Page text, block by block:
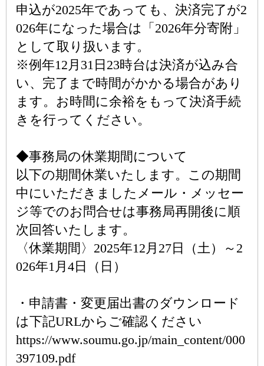
申込が2025年であっても、決済完了が2
026年になった場合は「2026年分寄附」
として取り扱います。
※例年12月31日23時台は決済が込み合
い、完了まで時間がかかる場合があり
ます。お時間に余裕をもって決済手続
きを行ってください。
◆事務局の休業期間について
以下の期間休業いたします。この期間
中にいただきましたメール・メッセー
ジ等でのお問合せは事務局再開後に順
次回答いたします。
〈休業期間〉2025年12月27日（土）～2
026年1月4日（日）
・申請書・変更届出書のダウンロード
は下記URLからご確認ください
https://www.soumu.go.jp/main_content/000
397109.pdf